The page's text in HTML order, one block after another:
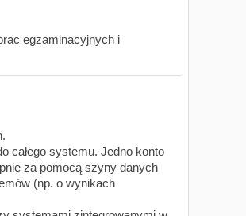
egzaminacyjnych i
całego systemu. Jedno konto
za pomocą szyny danych
(np. o wynikach